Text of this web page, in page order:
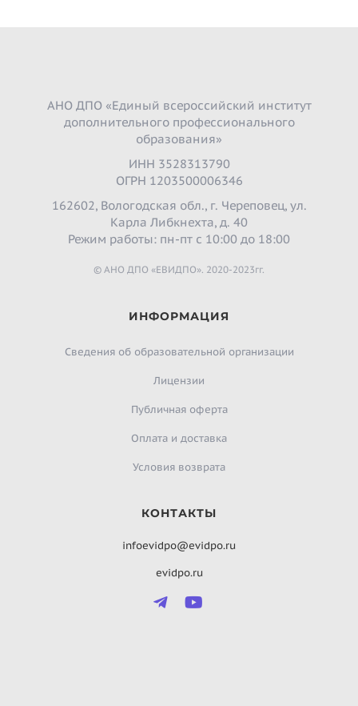
АНО ДПО «Единый всероссийский институт
дополнительного профессионального
образования»
ИНН 3528313790
ОГРН 1203500006346
162602, Вологодская обл., г. Череповец, ул.
Карла Либкнехта, д. 40
Режим работы: пн-пт с 10:00 до 18:00
© АНО ДПО «ЕВИДПО». 2020-2023гг.
ИНФОРМАЦИЯ
Сведения об образовательной организации
Лицензии
Публичная оферта
Оплата и доставка
Условия возврата
КОНТАКТЫ
infoevidpo@evidpo.ru
evidpo.ru